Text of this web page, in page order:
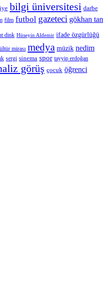
bilgi üniversitesi darbe
film futbol gazeteci gökhan tan
dink Hüseyin Aldemir ifade özgürlüğü
mirası medya müzik nedim
sergi sinema spor tayyip erdoğan
görüş çocuk öğrenci